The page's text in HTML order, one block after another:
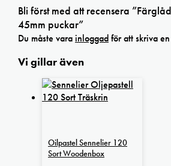
Bli först med att recensera
45mm puckar”
Du måste varainloggadför att skriva
Vi gillar även
Oilpastel Sennelier 120
Sort Woodenbox